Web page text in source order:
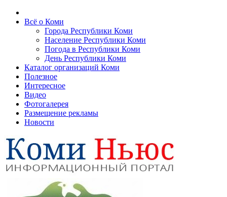
Всё о Коми
Города Республики Коми
Население Республики Коми
Погода в Республики Коми
День Республики Коми
Каталог организаций Коми
Полезное
Интересное
Видео
Фотогалерея
Размещение рекламы
Новости